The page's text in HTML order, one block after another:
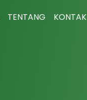
TENTANG KONTAK